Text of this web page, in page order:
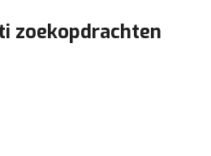
zoekopdrachten